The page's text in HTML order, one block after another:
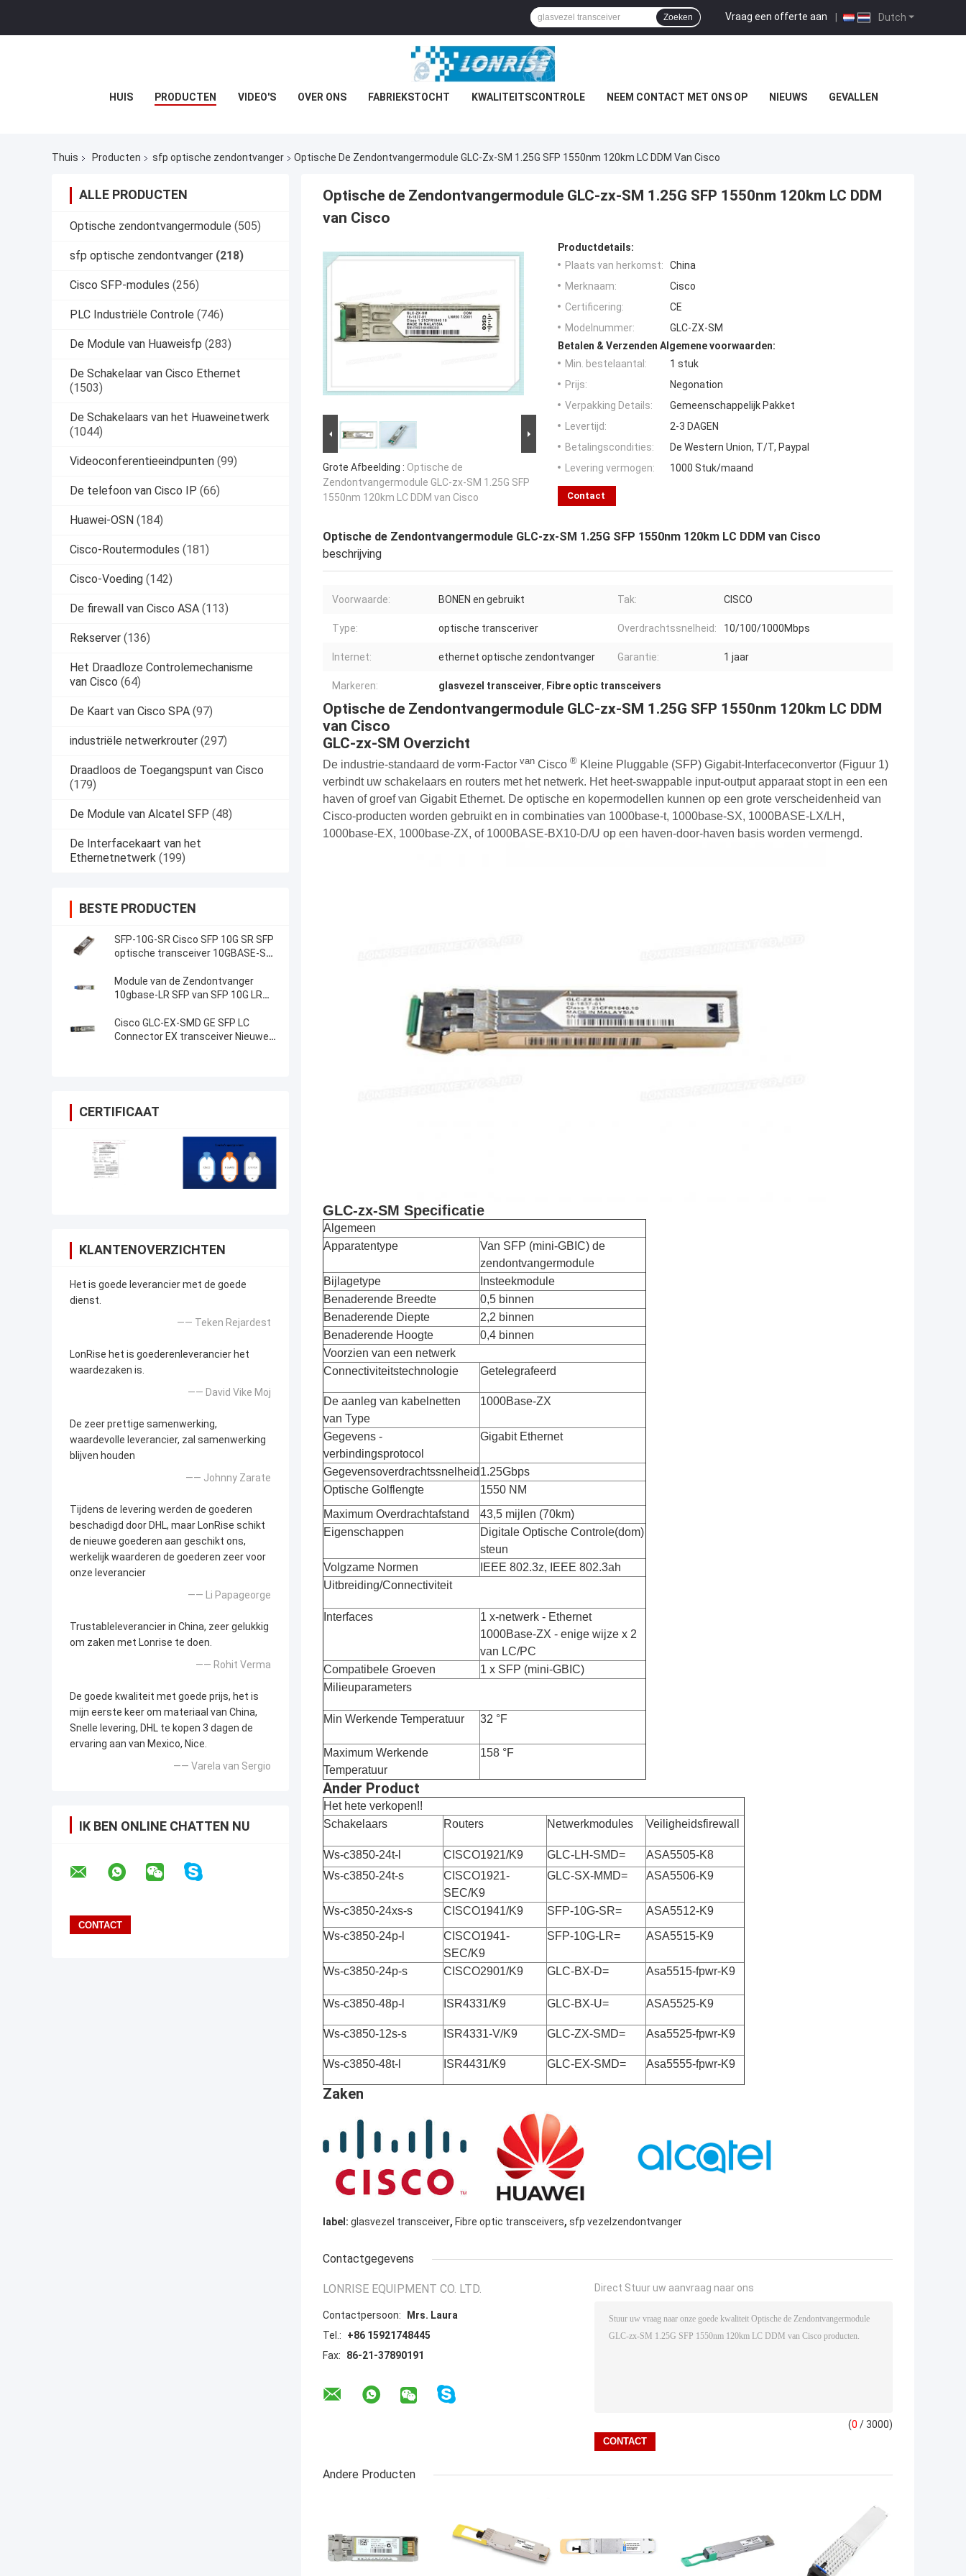
Dutch
Vraag een offerte aan |
Zoeken
HUIS PRODUCTEN VIDEO'S OVER ONS FABRIEKSTOCHT KWALITEITSCONTROLE NEEM CONTACT MET ONS OP NIEUWS GEVALLEN
Thuis Producten sfp optische zendontvanger Optische De Zendontvangermodule GLC-Zx-SM 1.25G SFP 1550nm 120km LC DDM Van Cisco
ALLE PRODUCTEN
Optische zendontvangermodule (505)
sfp optische zendontvanger (218)
Cisco SFP-modules (256)
PLC Industriële Controle (746)
De Module van Huaweisfp (283)
De Schakelaar van Cisco Ethernet
(1503)
De Schakelaars van het Huaweinetwerk
(1044)
Videoconferentieeindpunten (99)
De telefoon van Cisco IP (66)
Huawei-OSN (184)
Cisco-Routermodules (181)
Cisco-Voeding (142)
De firewall van Cisco ASA (113)
Rekserver (136)
Het Draadloze Controlemechanisme
van Cisco (64)
De Kaart van Cisco SPA (97)
industriële netwerkrouter (297)
Draadloos de Toegangspunt van Cisco
(179)
De Module van Alcatel SFP (48)
De Interfacekaart van het
Ethernetnetwerk (199)
BESTE PRODUCTEN
SFP-10G-SR Cisco SFP 10G SR SFP
optische transceiver 10GBASE-SR
Module van de Zendontvanger
10gbase-LR SFP van SFP 10G LR
Cisco GLC-EX-SMD GE SFP LC
Connector EX transceiver Nieuwe
CERTIFICAAT
KLANTENOVERZICHTEN
Het is goede leverancier met de goede
dienst.
—— Teken Rejardest
LonRise het is goederenleverancier het
waardezaken is.
—— David Vike Moj
De zeer prettige samenwerking,
waardevolle leverancier, zal samenwerking
blijven houden
—— Johnny Zarate
Tijdens de levering werden de goederen
beschadigd door DHL, maar LonRise schikt
de nieuwe goederen aan geschikt ons,
werkelijk waarderen de goederen zeer voor
onze leverancier
—— Li Papageorge
Trustableleverancier in China, zeer gelukkig
om zaken met Lonrise te doen.
—— Rohit Verma
De goede kwaliteit met goede prijs, het is
mijn eerste keer om materiaal van China,
Snelle levering, DHL te kopen 3 dagen de
ervaring aan van Mexico, Nice.
—— Varela van Sergio
IK BEN ONLINE CHATTEN NU
Optische de Zendontvangermodule GLC-zx-SM 1.25G SFP 1550nm 120km LC DDM
van Cisco
Grote Afbeelding : Optische de
Zendontvangermodule GLC-zx-SM 1.25G SFP
1550nm 120km LC DDM van Cisco
Productdetails:
Plaats van herkomst:
China
Merknaam:
Cisco
Certificering:
CE
Modelnummer:
GLC-ZX-SM
Betalen & Verzenden Algemene voorwaarden:
Min. bestelaantal:
1 stuk
Prijs:
Negonation
Verpakking Details:
Gemeenschappelijk Pakket
Levertijd:
2-3 DAGEN
Betalingscondities:
De Western Union, T/T, Paypal
Levering vermogen:
1000 Stuk/maand
Contact
Optische de Zendontvangermodule GLC-zx-SM 1.25G SFP 1550nm 120km LC DDM van Cisco
beschrijving
Voorwaarde: BONEN en gebruikt Tak: CISCO
Type: optische transceriver Overdrachtssnelheid: 10/100/1000Mbps
Internet: ethernet optische zendontvanger Garantie: 1 jaar
Markeren: glasvezel transceiver, Fibre optic transceivers
Optische de Zendontvangermodule GLC-zx-SM 1.25G SFP 1550nm 120km LC DDM
van Cisco
GLC-zx-SM Overzicht
De industrie-standaard devorm-Factor van Cisco ® Kleine Pluggable (SFP) Gigabit-Interfaceconvertor (Figuur 1)
verbindt uw schakelaars en routers met het netwerk. Het heet-swappable input-output apparaat stopt in een een
haven of groef van Gigabit Ethernet. De optische en kopermodellen kunnen op een grote verscheidenheid van
Cisco-producten worden gebruikt en in combinaties van 1000base-t, 1000base-SX, 1000BASE-LX/LH,
1000base-EX, 1000base-ZX, of 1000BASE-BX10-D/U op een haven-door-haven basis worden vermengd.
GLC-zx-SM Specificatie
Algemeen
Apparatentype
Van SFP (mini-GBIC) de
zendontvangermodule
Bijlagetype
Insteekmodule
Benaderende Breedte
0,5 binnen
Benaderende Diepte
2,2 binnen
Benaderende Hoogte
0,4 binnen
Voorzien van een netwerk
Connectiviteitstechnologie
Getelegrafeerd
De aanleg van kabelnetten
van Type
1000Base-ZX
Gegevens -
verbindingsprotocol
Gigabit Ethernet
Gegevensoverdrachtssnelheid 1.25Gbps
Optische Golflengte
1550 NM
Maximum Overdrachtafstand
43,5 mijlen (70km)
Eigenschappen
Digitale Optische Controle(dom)
steun
Volgzame Normen
IEEE 802.3z, IEEE 802.3ah
Uitbreiding/Connectiviteit
Interfaces
1 x-netwerk - Ethernet
1000Base-ZX - enige wijze x 2
van LC/PC
Compatibele Groeven
1 x SFP (mini-GBIC)
Milieuparameters
Min Werkende Temperatuur 32 °F
Maximum Werkende
Temperatuur
158 °F
Ander Product
Het hete verkopen!!
Schakelaars
Routers Netwerkmodules Veiligheidsfirewall
Ws-c3850-24t-l CISCO1921/K9 GLC-LH-SMD=
ASA5505-K8
Ws-c3850-24t-s
CISCO1921-
SEC/K9
GLC-SX-MMD= ASA5506-K9
Ws-c3850-24xs-s CISCO1941/K9 SFP-10G-SR= ASA5512-K9
Ws-c3850-24p-l
CISCO1941-
SEC/K9
SFP-10G-LR= ASA5515-K9
Ws-c3850-24p-s CISCO2901/K9 GLC-BX-D= Asa5515-fpwr-K9
Ws-c3850-48p-l ISR4331/K9 GLC-BX-U= ASA5525-K9
Ws-c3850-12s-s ISR4331-V/K9 GLC-ZX-SMD= Asa5525-fpwr-K9
Ws-c3850-48t-l ISR4431/K9 GLC-EX-SMD= Asa5555-fpwr-K9
Zaken
label: glasvezel transceiver, Fibre optic transceivers, sfp vezelzendontvanger
Contactgegevens
LONRISE EQUIPMENT CO. LTD.
Contactpersoon:
Mrs. Laura
Tel.:
+86 15921748445
Fax:
86-21-37890191
Direct Stuur uw aanvraag naar ons
(0 / 3000)
Andere Producten